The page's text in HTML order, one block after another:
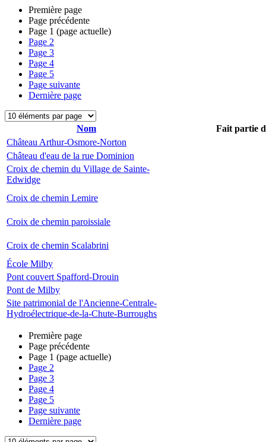
Première page
Page précédente
Page 1 (page actuelle)
Page 2
Page 3
Page 4
Page 5
Page suivante
Dernière page
Nom
Fait partie
Château Arthur-Osmore-Norton
Château d'eau de la rue Dominion
Croix de chemin du Village de Sainte-
Edwidge
Croix de chemin Lemire
Croix de chemin paroissiale
Croix de chemin Scalabrini
École Milby
Pont couvert Spafford-Drouin
Pont de Milby
Site patrimonial de l'Ancienne-Centrale-
Hydroélectrique-de-la-Chute-Burroughs
Première page
Page précédente
Page 1 (page actuelle)
Page 2
Page 3
Page 4
Page 5
Page suivante
Dernière page